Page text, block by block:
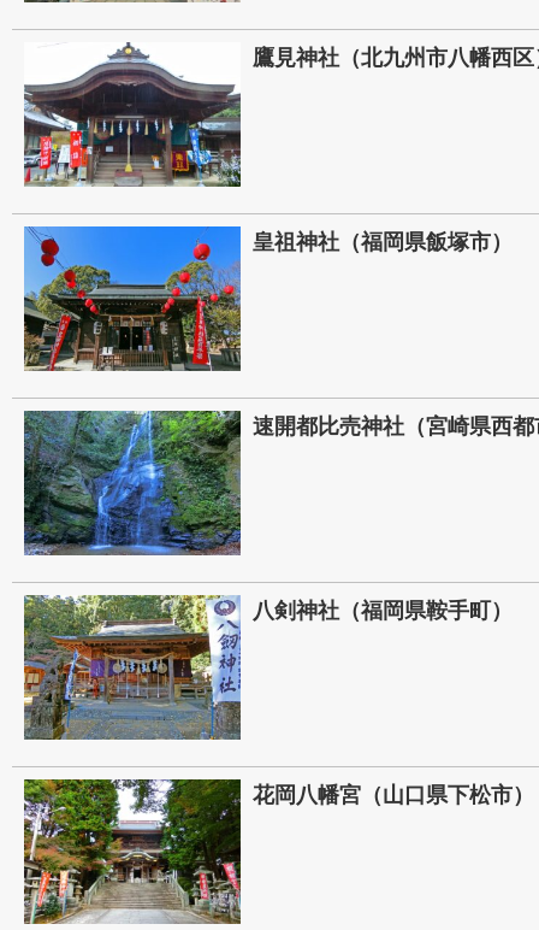
鷹見神社（北九州市八幡西区
皇祖神社（福岡県飯塚市）
速開都比売神社（宮崎県西
八剣神社（福岡県鞍手町）
花岡八幡宮（山口県下松市）